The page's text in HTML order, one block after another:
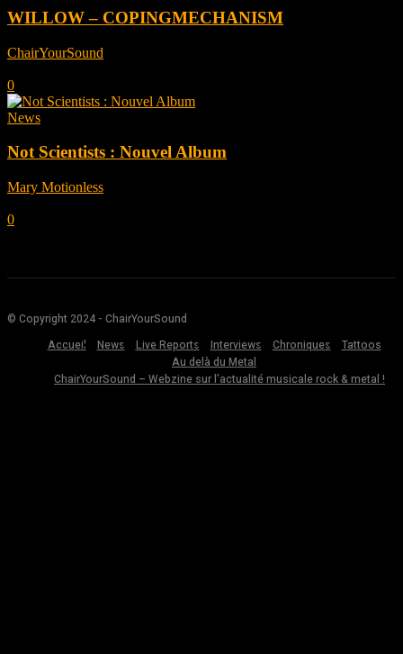
WILLOW – COPINGMECHANISM
ChairYourSound
0
News
Not Scientists : Nouvel Album
Mary Motionless
0
© Copyright 2024 - ChairYourSound
Accueil
News Live Reports Interviews Chroniques
Tattoos
Au delà du Metal
ChairYourSound – Webzine sur l’actualité musicale rock & metal !